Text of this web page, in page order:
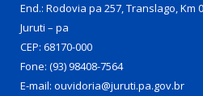
End.: Rodovia pa 257, Translago, Km
Juruti – pa
CEP: 68170-000
Fone: (93) 98408-7564
E-mail: ouvidoria@juruti.pa.gov.br